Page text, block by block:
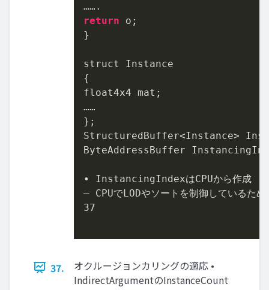
return o;
}
struct Instance
{
float4x4 mat;
……
};
StructuredBuffer<Instance>
ByteAddressBuffer
• InstancingIndexはCPUから作成
37
37.
オクルージョンカリングの適応 •
IndirectArgumentのInstanceCount